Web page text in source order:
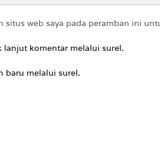
situs web saya pada peramban ini
lanjut komentar melalui surel.
baru melalui surel.